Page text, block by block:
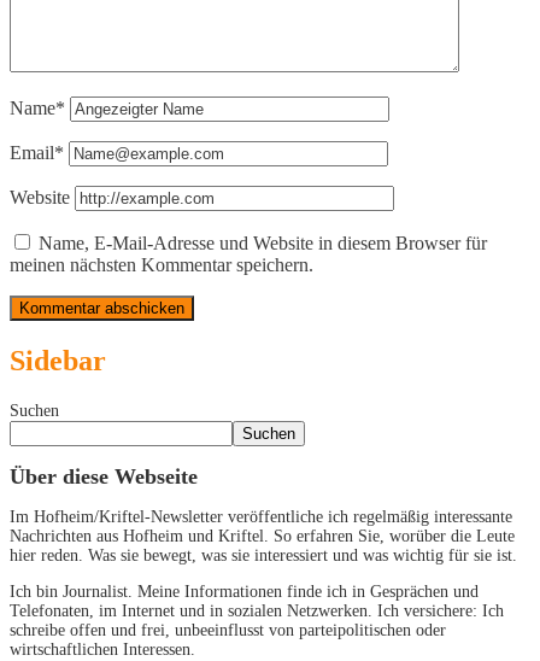
Name*
Email*
Website
Name, E-Mail-Adresse und Website in diesem Browser für
meinen nächsten Kommentar speichern.
Sidebar
Suchen
Suchen
Über diese Webseite
Im Hofheim/Kriftel-Newsletter veröffentliche ich regelmäßig interessante
Nachrichten aus Hofheim und Kriftel. So erfahren Sie, worüber die Leute
hier reden. Was sie bewegt, was sie interessiert und was wichtig für sie ist.
Ich bin Journalist. Meine Informationen finde ich in Gesprächen und
Telefonaten, im Internet und in sozialen Netzwerken. Ich versichere: Ich
schreibe offen und frei, unbeeinflusst von parteipolitischen oder
wirtschaftlichen Interessen.